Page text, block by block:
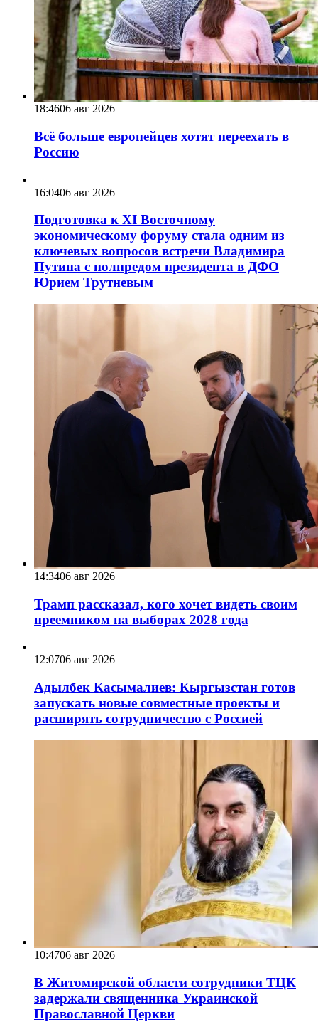
18:4606 авг 2026
Всё больше европейцев хотят переехать в
Россию
16:0406 авг 2026
Подготовка к XI Восточному
экономическому форуму стала одним из
ключевых вопросов встречи Владимира
Путина с полпредом президента в ДФО
Юрием Трутневым
14:3406 авг 2026
Трамп рассказал, кого хочет видеть своим
преемником на выборах 2028 года
12:0706 авг 2026
Адылбек Касымалиев: Кыргызстан готов
запускать новые совместные проекты и
расширять сотрудничество с Россией
10:4706 авг 2026
В Житомирской области сотрудники ТЦК
задержали священника Украинской
Православной Церкви